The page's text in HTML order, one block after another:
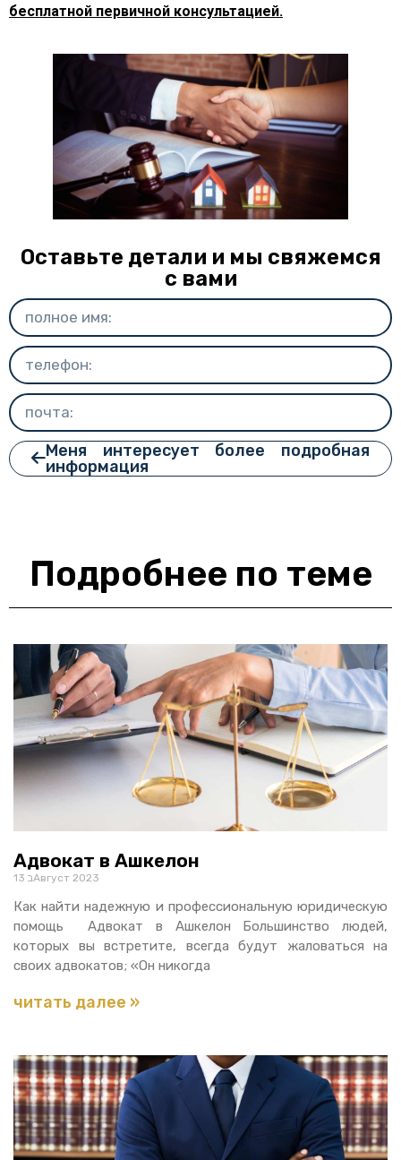
бесплатной первичной консультацией.
Оставьте детали и мы свяжемся
с вами
Меня интересует более подробная
информация
Подробнее по теме
Адвокат в Ашкелон
13 בАвгуст 2023
Как найти надежную и профессиональную юридическую
помощь Адвокат в Ашкелон Большинство людей,
которых вы встретите, всегда будут жаловаться на
своих адвокатов; «Он никогда
читать далее »